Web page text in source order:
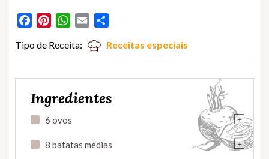
FacebookPinterestWhatsApp
Email
Tipo de Receita: Receitas especiais
Ingredientes
+
6 ovos
+
8 batatas médias